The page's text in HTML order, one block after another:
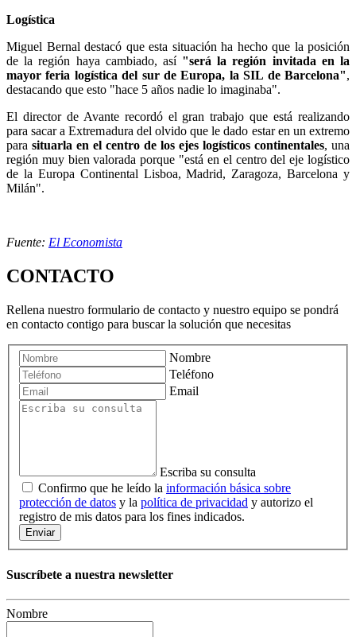
Logística
Miguel Bernal destacó que esta situación ha hecho que la posición
de la región haya cambiado, así "será la región invitada en la
mayor feria logística del sur de Europa, la SIL de Barcelona",
destacando que esto "hace 5 años nadie lo imaginaba".
El director de Avante recordó el gran trabajo que está realizando
para sacar a Extremadura del olvido que le dado estar en un extremo
para situarla en el centro de los ejes logísticos continentales, una
región muy bien valorada porque "está en el centro del eje logístico
de la Europa Continental Lisboa, Madrid, Zaragoza, Barcelona y
Milán".
Fuente: El Economista
CONTACTO
Rellena nuestro formulario de contacto y nuestro equipo se pondrá
en contacto contigo para buscar la solución que necesitas
Nombre
Teléfono
Email
Escriba su consulta
Confirmo que he leído la información básica sobre
protección de datos y la política de privacidad y autorizo el
registro de mis datos para los fines indicados.
Enviar
Suscríbete a nuestra newsletter
Nombre